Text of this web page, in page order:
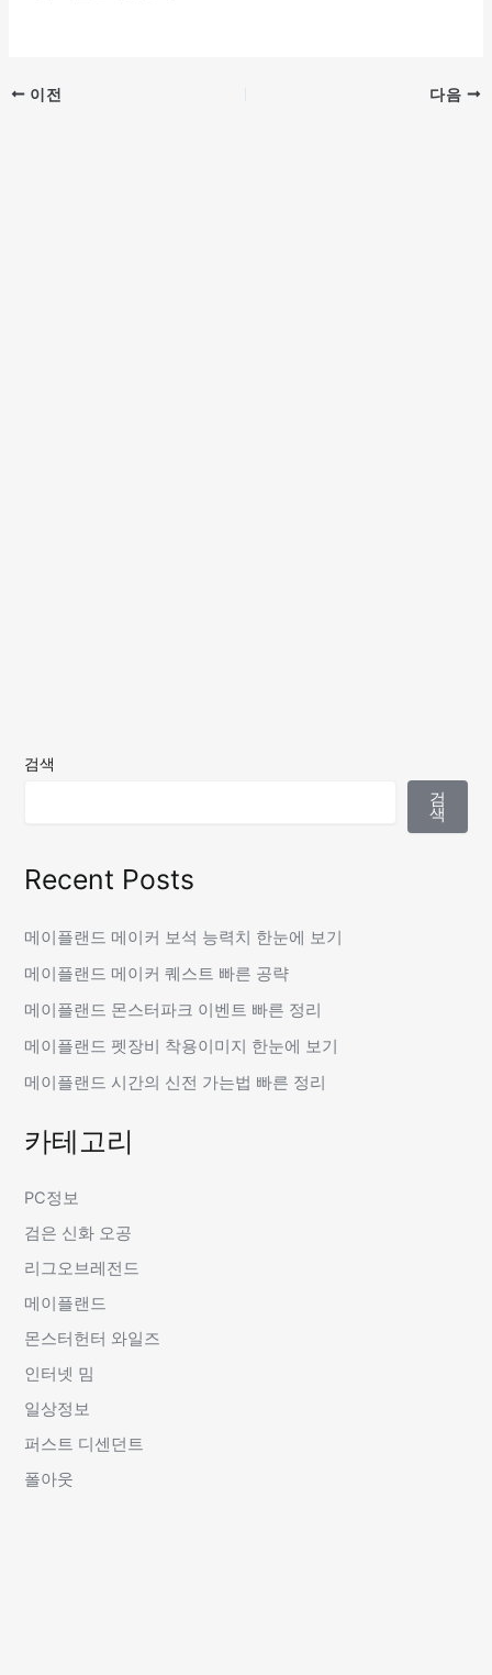
이전 다음
검색
검
색
Recent Posts
메이플랜드 메이커 보석 능력치 한눈에 보기
메이플랜드 메이커 퀘스트 빠른 공략
메이플랜드 몬스터파크 이벤트 빠른 정리
메이플랜드 펫장비 착용이미지 한눈에 보기
메이플랜드 시간의 신전 가는법 빠른 정리
카테고리
PC정보
검은 신화 오공
리그오브레전드
메이플랜드
몬스터헌터 와일즈
인터넷 밈
일상정보
퍼스트 디센던트
폴아웃